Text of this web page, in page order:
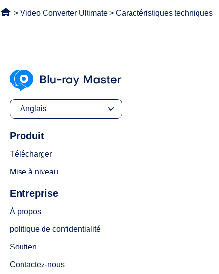
> Video Converter Ultimate > Caractéristiques techniques
Anglais
Produit
Télécharger
Mise à niveau
Entreprise
À propos
politique de confidentialité
Soutien
Contactez-nous